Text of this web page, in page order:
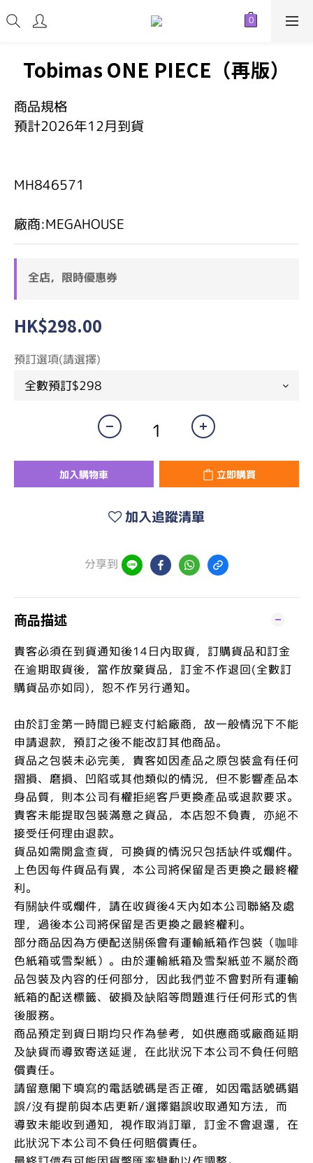
Tobimas ONE PIECE（再版）
商品規格
預計2026年12月到貨
MH846571
廠商:MEGAHOUSE
全店，限時優惠券
HK$298.00
預訂選項(請選擇)
加入購物車 立即購買
加入追蹤清單
分享到
商品描述
貴客必須在到貨通知後14日內取貨，訂購貨品和訂金
在逾期取貨後，當作放棄貨品，訂金不作退回(全數訂
購貨品亦如同)，恕不作另行通知。
由於訂金第一時間已經支付給廠商，故一般情況下不能
申請退款，預訂之後不能改訂其他商品。
貨品之包裝未必完美，貴客如因產品之原包裝盒有任何
摺損、磨損、凹陷或其他類似的情況，但不影響產品本
身品質，則本公司有權拒絕客戶更換產品或退款要求。
貴客未能提取包裝滿意之貨品，本店恕不負責，亦絕不
接受任何理由退款。
貨品如需開盒查貨，可換貨的情況只包括缺件或爛件。
上色因每件貨品有異，本公司將保留是否更換之最終權
利。
有關缺件或爛件，請在收貨後4天內如本公司聯絡及處
理，過後本公司將保留是否更換之最終權利。
部分商品因為方便配送關係會有運輸紙箱作包裝（咖啡
色紙箱或雪梨紙）。由於運輸紙箱及雪梨紙並不屬於商
品包裝及內容的任何部分，因此我們並不會對所有運輸
紙箱的配送標籤、破損及缺陷等問題進行任何形式的售
後服務。
商品預定到貨日期均只作為參考，如供應商或廠商延期
及缺貨而導致寄送延遲，在此狀況下本公司不負任何賠
償責任。
請留意閣下填寫的電話號碼是否正確，如因電話號碼錯
誤/沒有提前與本店更新/選擇錯誤收取通知方法，而
導致未能收到通知，視作取消訂單，訂金不會退還，在
此狀況下本公司不負任何賠償責任。